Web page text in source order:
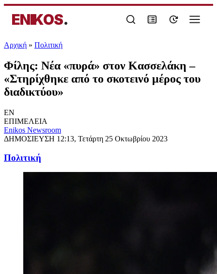
ENIKOS.
Αρχική » Πολιτική
Φίλης: Νέα «πυρά» στον Κασσελάκη –
«Στηρίχθηκε από το σκοτεινό μέρος του
διαδικτύου»
EN
ΕΠΙΜΕΛΕΙΑ
Enikos Newsroom
ΔΗΜΟΣΙΕΥΣΗ 12:13, Τετάρτη 25 Οκτωβρίου 2023
Πολιτική